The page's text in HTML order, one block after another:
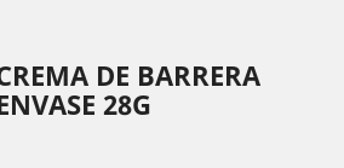
DE BARRERA
28G